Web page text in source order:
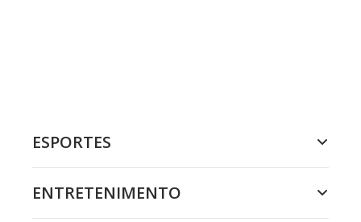
ESPORTES
ENTRETENIMENTO